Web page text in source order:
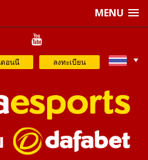
MENU
ตอนนี ลงทะเบียน